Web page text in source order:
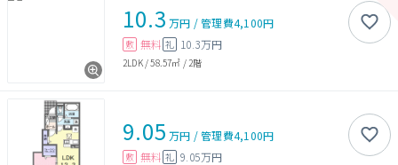
10.3 万円 /管理費4,100円
敷 無料 礼 10.3万円
2LDK/58.57㎡ / 2階
9.05 万円 /管理費4,100円
敷 無料 礼 9.05万円